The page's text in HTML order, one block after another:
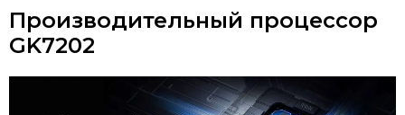
Производительный процессор
GK7202